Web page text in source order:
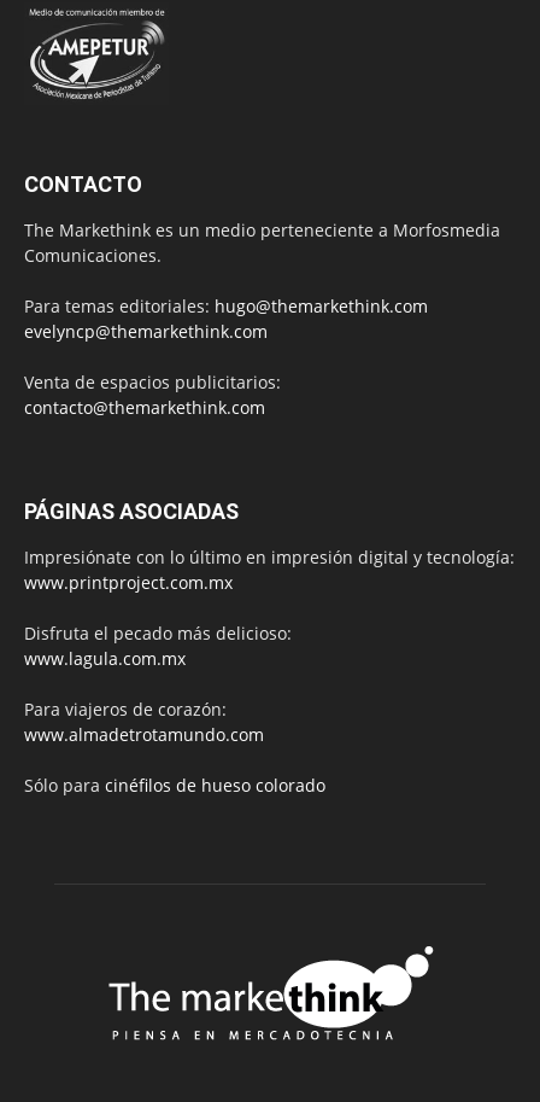
CONTACTO
The Markethink es un medio perteneciente a Morfosmedia
Comunicaciones.
Para temas editoriales: hugo@themarkethink.com
evelyncp@themarkethink.com
Venta de espacios publicitarios:
contacto@themarkethink.com
PÁGINAS ASOCIADAS
Impresiónate con lo último en impresión digital y tecnología:
www.printproject.com.mx
Disfruta el pecado más delicioso:
www.lagula.com.mx
Para viajeros de corazón:
www.almadetrotamundo.com
Sólo para cinéfilos de hueso colorado